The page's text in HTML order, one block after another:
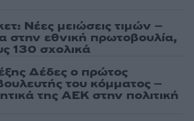
Νέες μειώσεις τιμών –
στην εθνική πρωτοβουλία,
130 σχολικά
Δέδες ο πρώτος
του κόμματος –
της ΑΕΚ στην πολιτική